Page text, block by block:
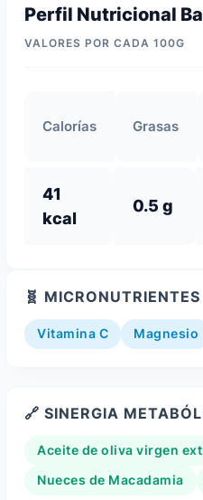
Perfil Nutricional
VALORES POR CADA 100G
Calorías Grasas
41
kcal
0.5 g
🧬 MICRONUTRIENTES
Vitamina C Magnesio
🔗 SINERGIA
Aceite de oliva virgen
Nueces de Macadamia